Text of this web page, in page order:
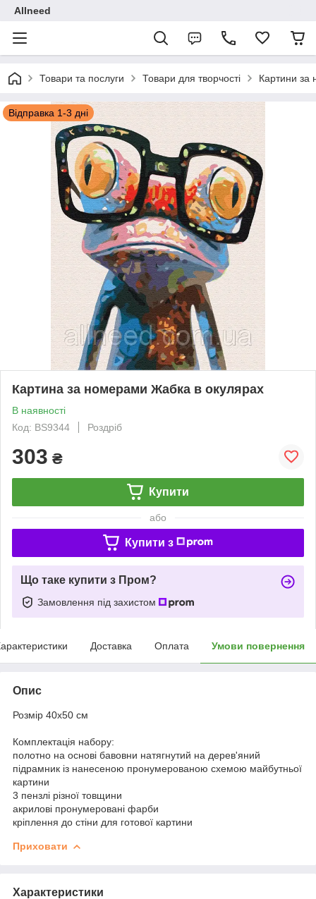
Allneed
Товари та послуги Товари для творчості Картини за
Відправка 1-3 дні
Картина за номерами Жабка в окулярах
В наявності
Код: BS9344
Роздріб
303 ₴
Купити
або
Купити з
Що таке купити з Пром?
Замовлення під захистом
Доставка Оплата Умови повернення
Опис
Розмір 40x50 см
Комплектація набору:
полотно на основі бавовни натягнутий на дерев'яний
підрамник із нанесеною пронумерованою схемою майбутньої
картини
3 пензлі різної товщини
акрилові пронумеровані фарби
кріплення до стіни для готової картини
Приховати
Характеристики